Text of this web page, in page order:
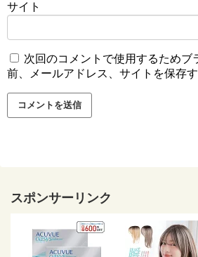
サイト
次回のコメントで使用するためブ
前、メールアドレス、サイトを保存す
スポンサーリンク